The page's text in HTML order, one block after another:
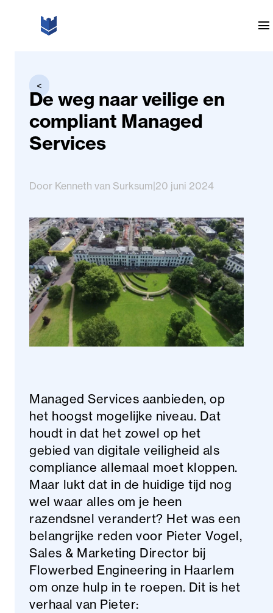
menu
<
De weg naar veilige en
compliant Managed
Services
Door Kenneth van Surksum 20 juni 2024
Managed Services aanbieden, op
het hoogst mogelijke niveau. Dat
houdt in dat het zowel op het
gebied van digitale veiligheid als
compliance allemaal moet kloppen.
Maar lukt dat in de huidige tijd nog
wel waar alles om je heen
razendsnel verandert? Het was een
belangrijke reden voor Pieter Vogel,
Sales & Marketing Director bij
Flowerbed Engineering in Haarlem
om onze hulp in te roepen. Dit is het
verhaal van Pieter: